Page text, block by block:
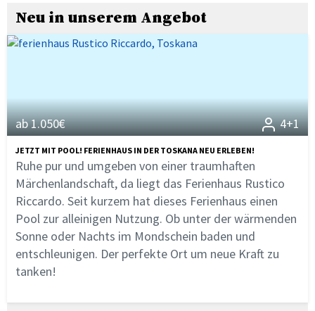
Neu in unserem Angebot
ab 1.050€ 4+1
JETZT MIT POOL! FERIENHAUS IN DER TOSKANA NEU ERLEBEN!
Ruhe pur und umgeben von einer traumhaften
Märchenlandschaft, da liegt das Ferienhaus Rustico
Riccardo. Seit kurzem hat dieses Ferienhaus einen
Pool zur alleinigen Nutzung. Ob unter der wärmenden
Sonne oder Nachts im Mondschein baden und
entschleunigen. Der perfekte Ort um neue Kraft zu
tanken!